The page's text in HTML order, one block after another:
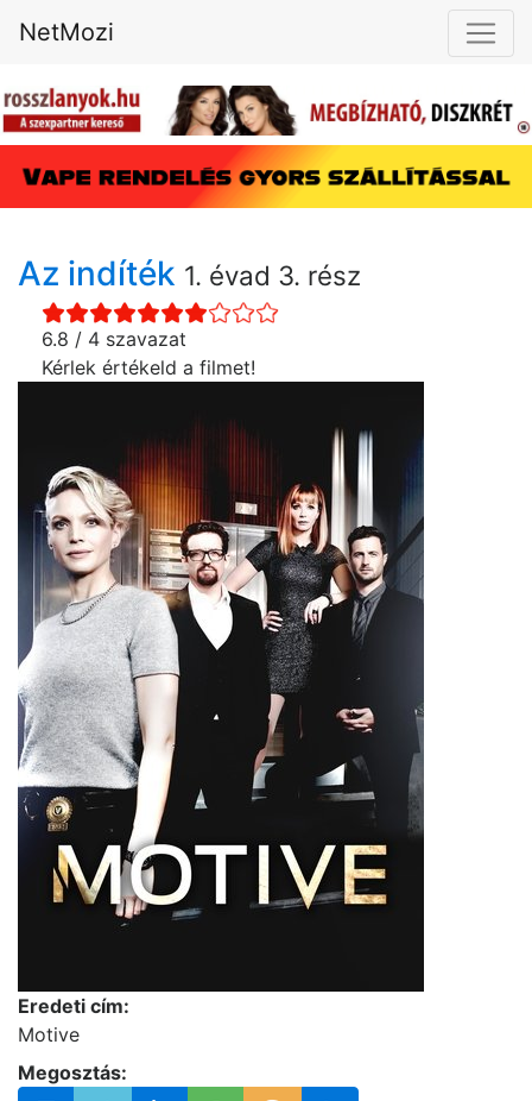
NetMozi
Az indíték 1. évad 3. rész
6.8 / 4 szavazat
Kérlek értékeld a filmet!
Eredeti cím:
Motive
Megosztás: